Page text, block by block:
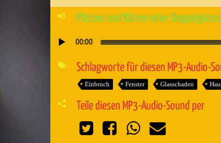
Platzen und Klirren einer
Audio-
Player
00:00
Schlagworte für diesen MP3-Audio-
Einbruch Fenster Glasschaden
Teile diesen MP3-Audio-Sound per